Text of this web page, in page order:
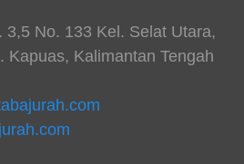
3,5 No. 133 Kel. Selat Utara,
Kapuas, Kalimantan Tengah